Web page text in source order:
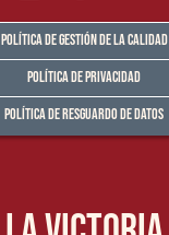
Política de Gestión de la Calidad
Política de Privacidad
Política de Resguardo de Datos